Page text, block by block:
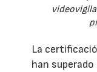
La
han